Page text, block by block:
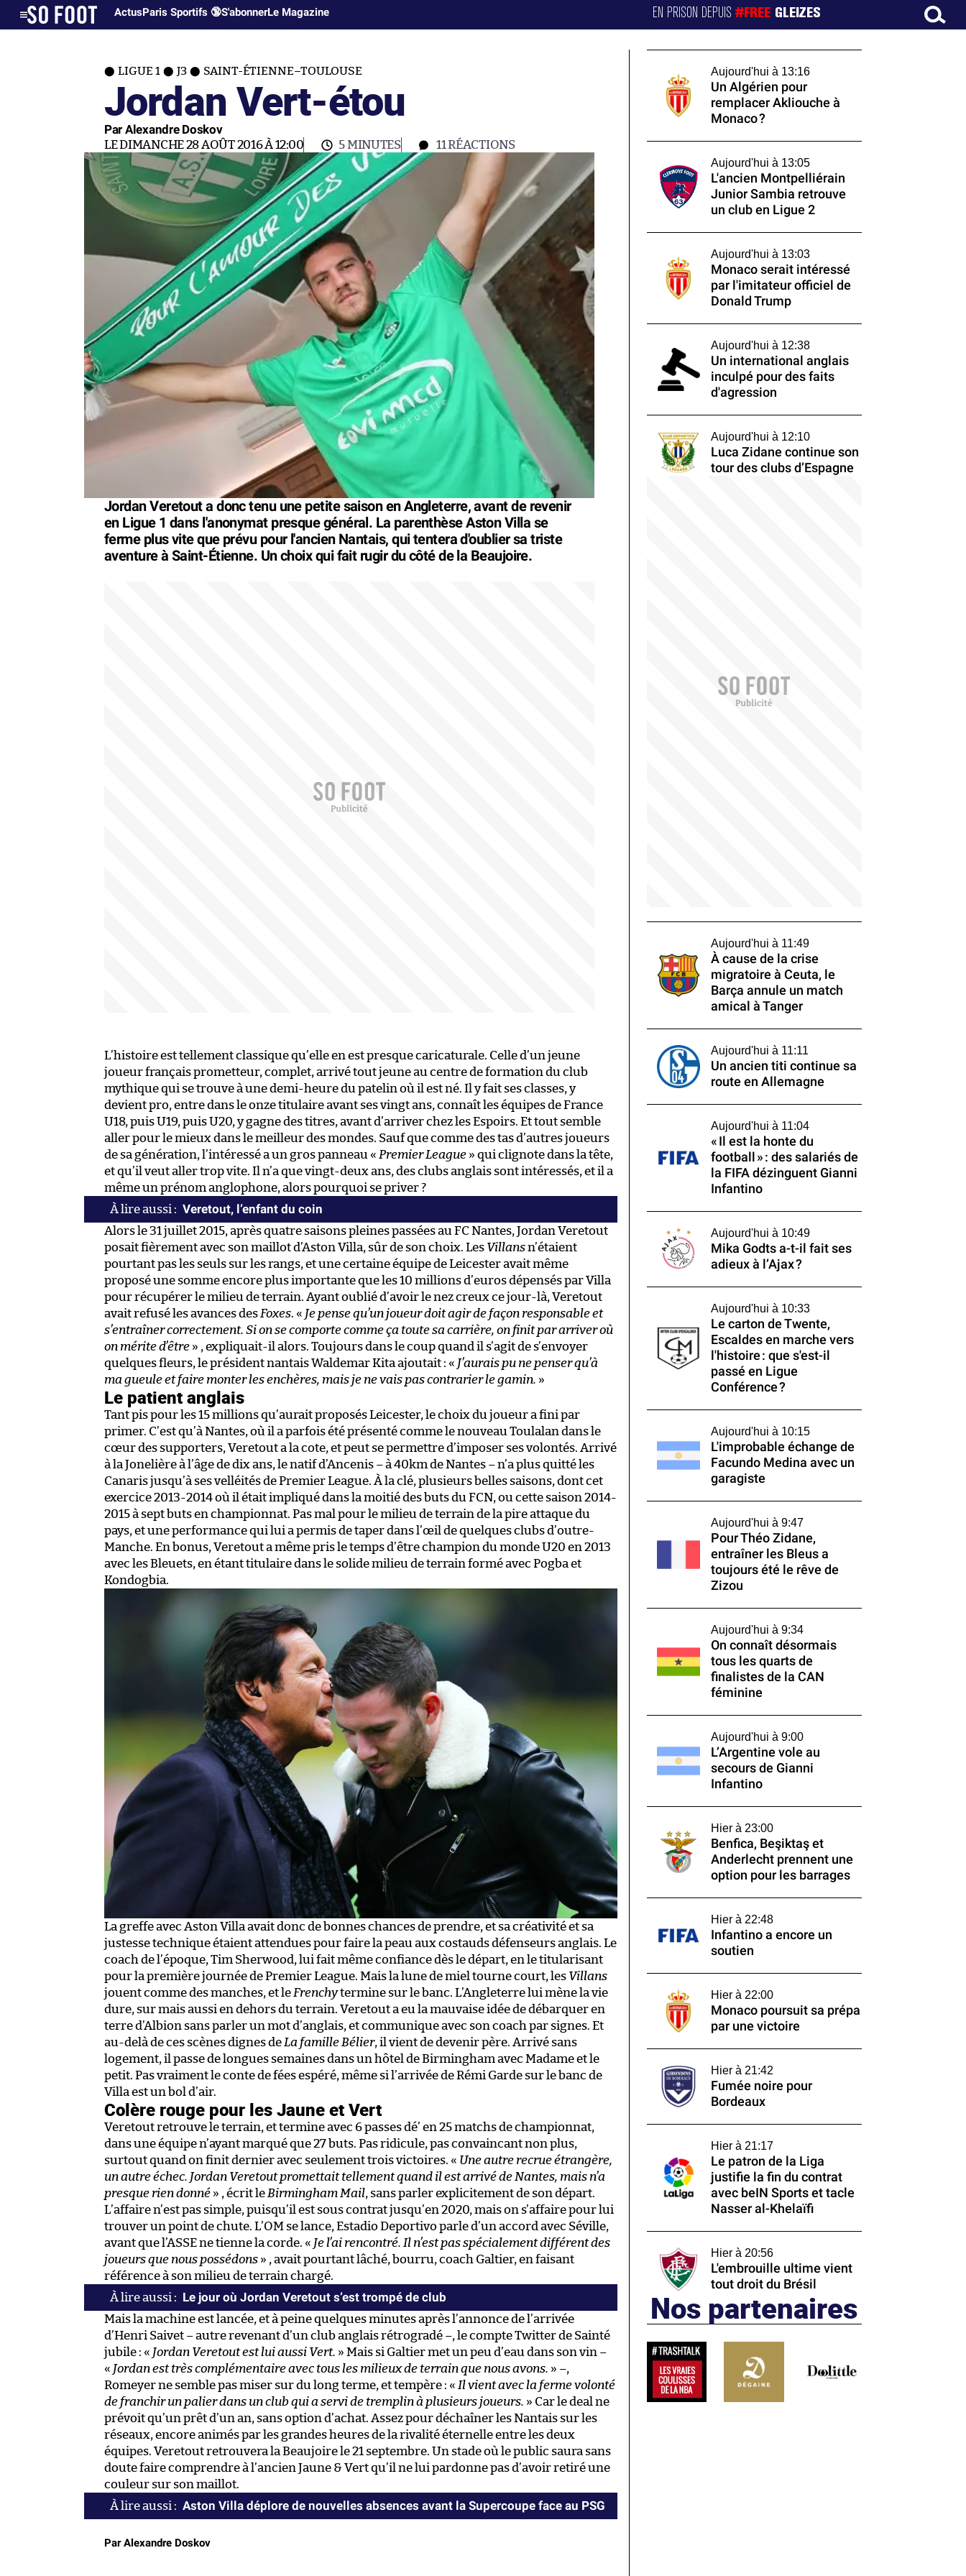
ActusParis Sportifs 🔞S'abonnerLe Magazine EN PRISON DEPUIS#FREE GLEIZES
LIGUE 1 J3 SAINT-ÉTIENNE–TOULOUSE
Jordan Vert-étou
Par Alexandre Doskov
LE DIMANCHE 28 AOÛT 2016 À 12:00 5 MINUTES 11RÉACTIONS
Jordan Veretout a donc tenu une petite saison en Angleterre, avant de revenir
en Ligue 1 dans l'anonymat presque général. La parenthèse Aston Villa se
ferme plus vite que prévu pour l'ancien Nantais, qui tentera d'oublier sa triste
aventure à Saint-Étienne. Un choix qui fait rugir du côté de la Beaujoire.
L’histoire est tellement classique qu’elle en est presque caricaturale. Celle d’un jeune
joueur français prometteur, complet, arrivé tout jeune au centre de formation du club
mythique qui se trouve à une demi-heure du patelin où il est né. Il y fait ses classes, y
devient pro, entre dans le onze titulaire avant ses vingt ans, connaît les équipes de France
U18, puis U19, puis U20, y gagne des titres, avant d’arriver chez les Espoirs. Et tout semble
aller pour le mieux dans le meilleur des mondes. Sauf que comme des tas d’autres joueurs
de sa génération, l’intéressé a un gros panneau « Premier League » qui clignote dans la tête,
et qu’il veut aller trop vite. Il n’a que vingt-deux ans, des clubs anglais sont intéressés, et il a
même un prénom anglophone, alors pourquoi se priver ?
Veretout, l’enfant du coin
Alors le 31 juillet 2015, après quatre saisons pleines passées au FC Nantes, Jordan Veretout
posait fièrement avec son maillot d’Aston Villa, sûr de son choix. Les Villansn’étaient
pourtant pas les seuls sur les rangs, et une certaine équipe de Leicester avait même
proposé une somme encore plus importante que les 10 millions d’euros dépensés par Villa
pour récupérer le milieu de terrain. Ayant oublié d’avoir le nez creux ce jour-là, Veretout
avait refusé les avances des Foxes. « Je pense qu’un joueur doit agir de façon responsable et
s’entraîner correctement. Si on se comporte comme ça toute sa carrière, on finit par arriver où
on mérite d’être » , expliquait-il alors. Toujours dans le coup quand il s’agit de s’envoyer
quelques fleurs, le président nantais Waldemar Kita ajoutait : « J’aurais pu ne penser qu’à
ma gueule et faire monter les enchères, mais je ne vais pas contrarier le gamin. »
Le patient anglais
Tant pis pour les 15 millions qu’aurait proposés Leicester, le choix du joueur a fini par
primer. C’est qu’à Nantes, où il a parfois été présenté comme le nouveau Toulalan dans le
cœur des supporters, Veretout a la cote, et peut se permettre d’imposer ses volontés. Arrivé
à la Jonelière à l’âge de dix ans, le natif d’Ancenis – à 40km de Nantes – n’a plus quitté les
Canaris jusqu’à ses velléités de Premier League. À la clé, plusieurs belles saisons, dont cet
exercice 2013-2014 où il était impliqué dans la moitié des buts du FCN, ou cette saison 2014-
2015 à sept buts en championnat. Pas mal pour le milieu de terrain de la pire attaque du
pays, et une performance qui lui a permis de taper dans l’œil de quelques clubs d’outre-
Manche. En bonus, Veretout a même pris le temps d’être champion du monde U20 en 2013
avec les Bleuets, en étant titulaire dans le solide milieu de terrain formé avec Pogba et
Kondogbia.
La greffe avec Aston Villa avait donc de bonnes chances de prendre, et sa créativité et sa
justesse technique étaient attendues pour faire la peau aux costauds défenseurs anglais. Le
coach de l’époque, Tim Sherwood, lui fait même confiance dès le départ, en le titularisant
pour la première journée de Premier League. Mais la lune de miel tourne court, les Villans
jouent comme des manches, et le Frenchytermine sur le banc. L’Angleterre lui mène la vie
dure, sur mais aussi en dehors du terrain. Veretout a eu la mauvaise idée de débarquer en
terre d’Albion sans parler un mot d’anglais, et communique avec son coach par signes. Et
au-delà de ces scènes dignes de La famille Bélier, il vient de devenir père. Arrivé sans
logement, il passe de longues semaines dans un hôtel de Birmingham avec Madame et le
petit. Pas vraiment le conte de fées espéré, même si l’arrivée de Rémi Garde sur le banc de
Villa est un bol d’air.
Colère rouge pour les Jaune et Vert
Veretout retrouve le terrain, et termine avec 6 passes dé’ en 25 matchs de championnat,
dans une équipe n’ayant marqué que 27 buts. Pas ridicule, pas convaincant non plus,
surtout quand on finit dernier avec seulement trois victoires. « Une autre recrue étrangère,
un autre échec. Jordan Veretout promettait tellement quand il est arrivé de Nantes, mais n’a
presque rien donné » , écrit le Birmingham Mail, sans parler explicitement de son départ.
L’affaire n’est pas simple, puisqu’il est sous contrat jusqu’en 2020, mais on s’affaire pour lui
trouver un point de chute. L’OM se lance, Estadio Deportivo parle d’un accord avec Séville,
avant que l’ASSE ne tienne la corde. « Je l’ai rencontré. Il n’est pas spécialement différent des
joueurs que nous possédons » , avait pourtant lâché, bourru, coach Galtier, en faisant
référence à son milieu de terrain chargé.
Le jour où Jordan Veretout s’est trompé de club
Mais la machine est lancée, et à peine quelques minutes après l’annonce de l’arrivée
d’Henri Saivet – autre revenant d’un club anglais rétrogradé –, le compte Twitter de Sainté
jubile : « Jordan Veretout est lui aussi Vert. » Mais si Galtier met un peu d’eau dans son vin –
« Jordan est très complémentaire avec tous les milieux de terrain que nous avons. » –,
Romeyer ne semble pas miser sur du long terme, et tempère : « Il vient avec la ferme volonté
de franchir un palier dans un club qui a servi de tremplin à plusieurs joueurs. » Car le deal ne
prévoit qu’un prêt d’un an, sans option d’achat. Assez pour déchaîner les Nantais sur les
réseaux, encore animés par les grandes heures de la rivalité éternelle entre les deux
équipes. Veretout retrouvera la Beaujoire le 21 septembre. Un stade où le public saura sans
doute faire comprendre à l’ancien Jaune & Vert qu’il ne lui pardonne pas d’avoir retiré une
couleur sur son maillot.
Aston Villa déplore de nouvelles absences avant la Supercoupe face au PSG
Par Alexandre Doskov
Aujourd'hui à 13:16
Un Algérien pour
remplacer Akliouche à
Monaco ?
Aujourd'hui à 13:05
L'ancien Montpelliérain
Junior Sambia retrouve
un club en Ligue 2
Aujourd'hui à 13:03
Monaco serait intéressé
par l'imitateur officiel de
Donald Trump
Aujourd'hui à 12:38
Un international anglais
inculpé pour des faits
d'agression
Aujourd'hui à 12:10
Luca Zidane continue son
tour des clubs d’Espagne
Aujourd'hui à 11:49
À cause de la crise
migratoire à Ceuta, le
Barça annule un match
amical à Tanger
Aujourd'hui à 11:11
Un ancien titi continue sa
route en Allemagne
Aujourd'hui à 11:04
« Il est la honte du
football » : des salariés de
la FIFA dézinguent Gianni
Infantino
Aujourd'hui à 10:49
Mika Godts a-t-il fait ses
adieux à l’Ajax ?
Aujourd'hui à 10:33
Le carton de Twente,
Escaldes en marche vers
l'histoire : que s'est-il
passé en Ligue
Conférence ?
Aujourd'hui à 10:15
L'improbable échange de
Facundo Medina avec un
garagiste
Aujourd'hui à 9:47
Pour Théo Zidane,
entraîner les Bleus a
toujours été le rêve de
Zizou
Aujourd'hui à 9:34
On connaît désormais
tous les quarts de
finalistes de la CAN
féminine
Aujourd'hui à 9:00
L’Argentine vole au
secours de Gianni
Infantino
Hier à 23:00
Benfica, Beşiktaş et
Anderlecht prennent une
option pour les barrages
Hier à 22:48
Infantino a encore un
soutien
Hier à 22:00
Monaco poursuit sa prépa
par une victoire
Hier à 21:42
Fumée noire pour
Bordeaux
Hier à 21:17
Le patron de la Liga
justifie la fin du contrat
avec beIN Sports et tacle
Nasser al-Khelaïfi
Hier à 20:56
L'embrouille ultime vient
tout droit du Brésil
Nos partenaires